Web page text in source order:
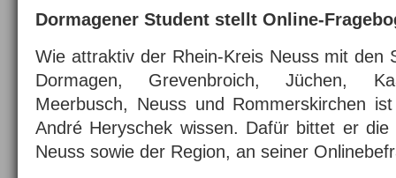
Dormagener Student stellt Online-
Wie attraktiv der Rhein-Kreis Neuss mit den
Dormagen, Grevenbroich, Jüchen,
Meerbusch, Neuss und Rommerskirchen
André Heryschek wissen. Dafür bittet er die
Neuss sowie der Region, an seiner